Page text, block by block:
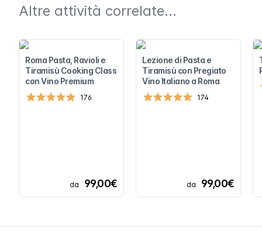
Altre attività correlate...
Roma Pasta, Ravioli e
Tiramisù Cooking Class
con Vino Premium
176
da 99,00€
Lezione di Pasta e
Tiramisù con Pregiato
Vino Italiano a Roma
174
da 99,00€